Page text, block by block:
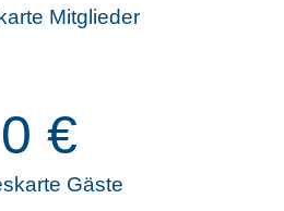
Mitglieder
0 €
Gäste